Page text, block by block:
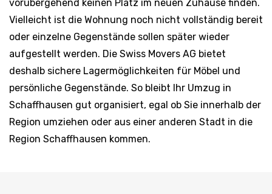
Vielleicht ist die Wohnung noch nicht vollständig bereit
oder einzelne Gegenstände sollen später wieder
aufgestellt werden. Die Swiss Movers AG bietet
deshalb sichere Lagermöglichkeiten für Möbel und
persönliche Gegenstände. So bleibt Ihr Umzug in
Schaffhausen gut organisiert, egal ob Sie innerhalb der
Region umziehen oder aus einer anderen Stadt in die
Region Schaffhausen kommen.